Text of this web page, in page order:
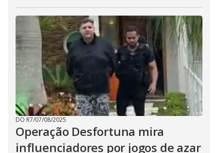
DO R7/07/08/2025
Operação Desfortuna mira
influenciadores por jogos de azar